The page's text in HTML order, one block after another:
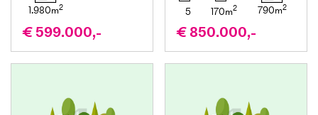
1.980m2
€ 599.000,-
5 170m2 790m2
€ 850.000,-